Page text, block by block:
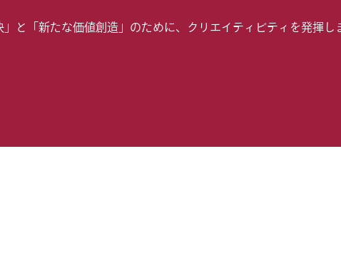
と「新たな価値創造」のために、クリエイティビティを発揮し